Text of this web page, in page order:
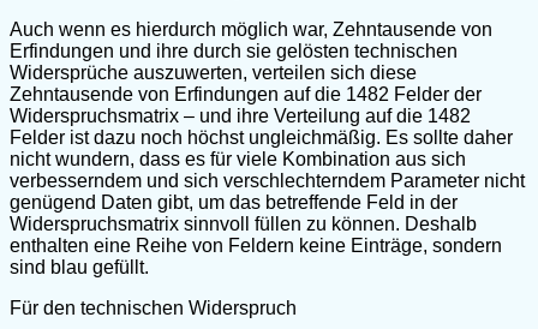
Auch wenn es hierdurch möglich war, Zehntausende von
Erfindungen und ihre durch sie gelösten technischen
Widersprüche auszuwerten, verteilen sich diese
Zehntausende von Erfindungen auf die 1482 Felder der
Widerspruchsmatrix – und ihre Verteilung auf die 1482
Felder ist dazu noch höchst ungleichmäßig. Es sollte daher
nicht wundern, dass es für viele Kombination aus sich
verbesserndem und sich verschlechterndem Parameter nicht
genügend Daten gibt, um das betreffende Feld in der
Widerspruchsmatrix sinnvoll füllen zu können. Deshalb
enthalten eine Reihe von Feldern keine Einträge, sondern
sind blau gefüllt.
Für den technischen Widerspruch